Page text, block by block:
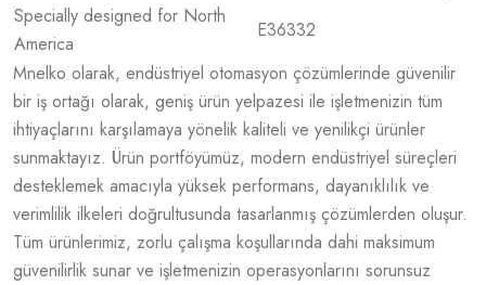
Specially designed for North
America
E36332
Mnelko olarak, endüstriyel otomasyon çözümlerinde güvenilir
bir iş ortağı olarak, geniş ürün yelpazesi ile işletmenizin tüm
ihtiyaçlarını karşılamaya yönelik kaliteli ve yenilikçi ürünler
sunmaktayız. Ürün portföyümüz, modern endüstriyel süreçleri
desteklemek amacıyla yüksek performans, dayanıklılık ve
verimlilik ilkeleri doğrultusunda tasarlanmış çözümlerden oluşur.
Tüm ürünlerimiz, zorlu çalışma koşullarında dahi maksimum
güvenilirlik sunar ve işletmenizin operasyonlarını sorunsuz